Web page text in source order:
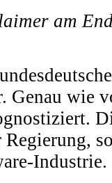
am
Genau wie
Industrie.